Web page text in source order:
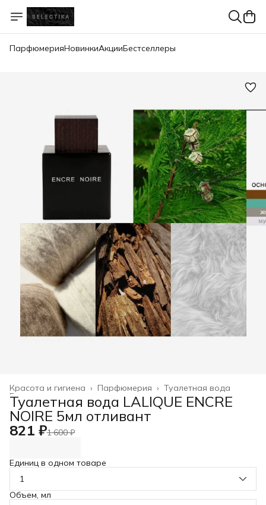
ПарфюмерияНовинкиАкцииБестселлеры
Туалетная вода
Парфюмерия ›
Красота и гигиена ›
Главная
Туалетная вода LALIQUE ENCRE
NOIRE 5мл отливант
821 ₽1 600 ₽
Единиц в одном товаре
1
Объем, мл